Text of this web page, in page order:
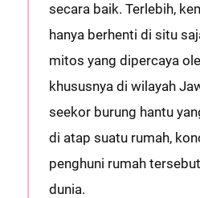
secara baik. Terlebih,
hanya berhenti di situ
mitos yang dipercaya
khususnya di wilayah
seekor burung hantu
di atap suatu rumah,
penghuni rumah
dunia.